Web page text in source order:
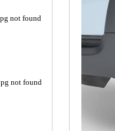
not found
not found